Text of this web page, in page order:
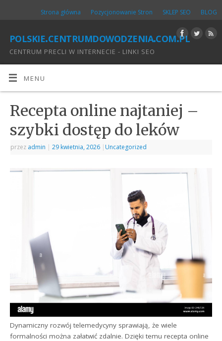
Strona główna Pozycjonowanie Stron SKLEP SEO BLOG
polskie.centrumdowodzenia.com.pl
CENTRUM PRECLI W INTERNECIE - LINKI SEO
MENU
Recepta online najtaniej –
szybki dostęp do leków
przez admin | 29 kwietnia, 2026 | Uncategorized
Dynamiczny rozwój telemedycyny sprawiają, że wiele
formalności można załatwić zdalnie. Dzięki temu recepta online